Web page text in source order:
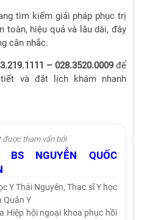
tìm kiếm giải pháp phục trị
toàn, hiệu quả và lâu dài, đây
cân nhắc.
– 028.3520.0009để
và đặt lịch khám nhanh
được tham vấn bởi
BS NGUYỄN QUỐC
Y Thái Nguyên, Thạc sĩ Y học
Quân Y
Hiệp hội ngoại khoa phục hồi